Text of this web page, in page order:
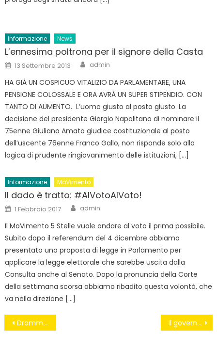
Informazione News
L’ennesima poltrona per il signore della Casta
Posted
on
13 Settembre 2013 Author
admin
HA GIÀ UN COSPICUO VITALIZIO DA PARLAMENTARE, UNA
PENSIONE COLOSSALE E ORA AVRÀ UN SUPER STIPENDIO. CON
TANTO DI AUMENTO. L’uomo giusto al posto giusto. La
decisione del presidente Giorgio Napolitano di nominare il
75enne Giuliano Amato giudice costituzionale al posto
dell’uscente 76enne Franco Gallo, non risponde solo alla
logica di prudente ringiovanimento delle istituzioni, […]
Informazione MoVimento
Il dado è tratto: #AlVotoAlVoto!
Posted
on
1 Febbraio 2017 Author
admin
Il MoVimento 5 Stelle vuole andare al voto il prima possibile.
Subito dopo il referendum del 4 dicembre abbiamo
presentato una proposta di legge in Parlamento per
applicare la legge elettorale che sarebbe uscita dalla
Consulta anche al Senato. Dopo la pronuncia della Corte
della settimana scorsa abbiamo ribadito questa volontà, che
va nella direzione […]
Navigazione
Dramma Forestali: Sibilia (M5S) interroga i ministri Alfano e Delrio Il governo delle PMI se ne frega